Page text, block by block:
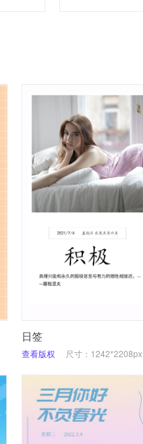
日签
查看版权 尺寸：1242*2208px